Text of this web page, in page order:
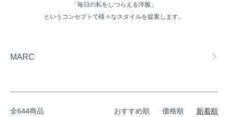
「毎日の私をしつらえる洋服」
というコンセプトで様々なスタイルを提案します。
グループ一覧
MARC
全644商品 おすすめ順 価格順 新着順